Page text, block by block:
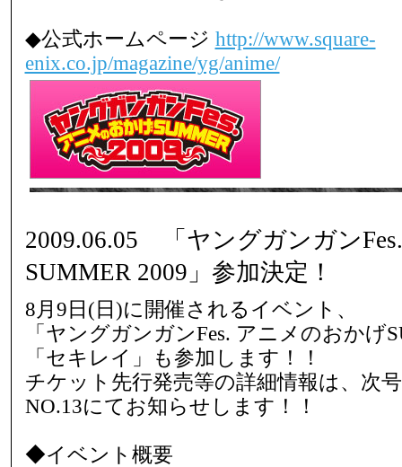
◆公式ホームページ http://www.square-
enix.co.jp/magazine/yg/anime/
2009.06.05 「ヤングガンガン
SUMMER 2009」参加決定！
8月9日(日)に開催されるイベント、
「ヤングガンガンFes. アニメのおかげ
「セキレイ」も参加します！！
チケット先行発売等の詳細情報は、次
NO.13にてお知らせします！！
◆イベント概要